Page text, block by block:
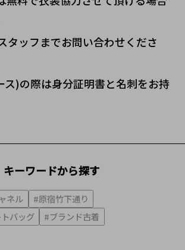
タッフまでお問い合わせくださ
ス)の際は身分証明書と名刺をお持
キーワードから探す
ネル
#原宿竹下通り
バッグ
#ブランド古着